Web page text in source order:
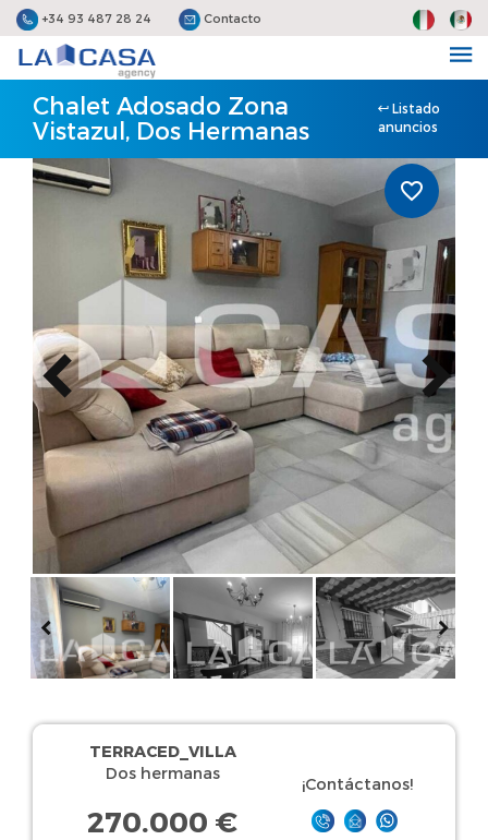
+34 93 487 28 24 Contacto
Chalet Adosado Zona
Vistazul, Dos Hermanas
Listado
anuncios
TERRACED_VILLA
Dos hermanas
270.000 €
¡Contáctanos!